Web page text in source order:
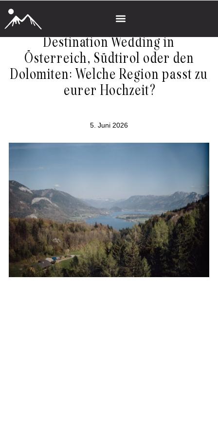
Destination Wedding in
Österreich, Südtirol oder den
Dolomiten: Welche Region passt zu
eurer Hochzeit?
5. Juni 2026